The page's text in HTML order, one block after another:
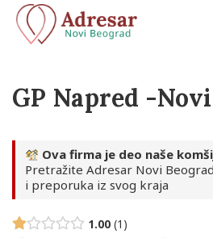
Skip
content
GP Napred -
Ova firma je deo naše
Pretražite Adresar Novi
i preporuka iz svog kraja
1.00 1